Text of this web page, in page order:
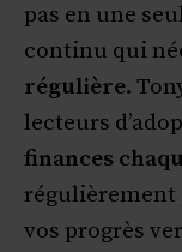
pas en une
continu qui
régulière.
lecteurs
finances
régulièrement
vos progrès